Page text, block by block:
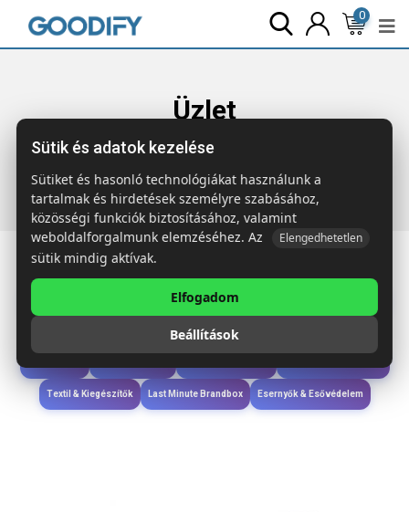
0
Üzlet
Főoldal Termékek Szóróajándék & Szerszám
Fém kulcstartó
Étkezés & Ivás
Wellness & Ápolás
Textil & Kiegészítők Last Minute Brandbox Esernyők & Esővédelem
Sütik és adatok kezelése
Sütiket és hasonló technológiákat használunk a
tartalmak és hirdetések személyre szabásához,
közösségi funkciók biztosításához, valamint
weboldalforgalmunk elemzéséhez. Az
Elengedhetetlen
sütik mindig aktívak.
Elfogadom
Beállítások